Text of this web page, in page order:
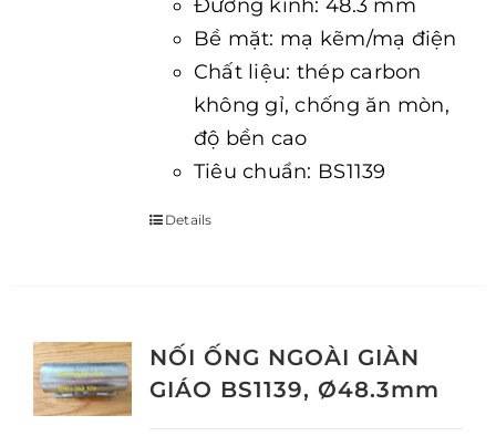
Đường kính: 48.3 mm
Bề mặt: mạ kẽm/mạ điện
Chất liệu: thép carbon
không gỉ, chống ăn mòn,
độ bền cao
Tiêu chuẩn: BS1139
Details
NỐI ỐNG NGOÀI GIÀN
GIÁO BS1139, Ø48.3mm